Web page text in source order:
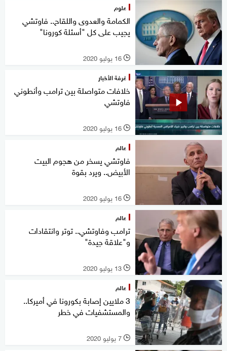
علوم
الكمامة والعدوى واللقاح.. فاوتشي
يجيب على كل "أسئلة كورونا"
l 16 يوليو 2020
غرفة الأخبار
خلافات متواصلة بين ترامب وأنطوني
فاوتشي
l 16 يوليو 2020
عالم
فاوتشي يسخر من هجوم البيت
الأبيض.. ويرد بقوة
l 16 يوليو 2020
عالم
ترامب وفاوتشي.. توتر وانتقادات
و"علاقة جيدة"
l 13 يوليو 2020
عالم
3 ملايين إصابة بكورونا في أميركا..
والمستشفيات في خطر
l 7 يوليو 2020